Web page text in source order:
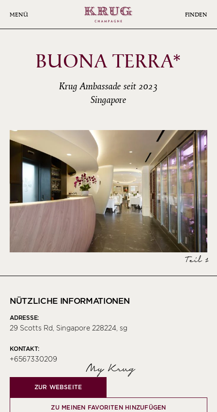
MENÜ FINDEN
BUONA TERRA*
Krug Ambassade seit 2023
Singapore
Teil 1
NÜTZLICHE INFORMATIONEN
ADRESSE:
29 Scotts Rd, Singapore 228224, sg
KONTAKT:
+6567330209
My Krug
ZUR WEBSEITE
ZU MEINEN FAVORITEN HINZUFÜGEN